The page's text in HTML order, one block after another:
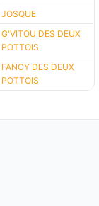
JOSQUE
G'VITOU DES DEUX
POTTOIS
FANCY DES DEUX
POTTOIS